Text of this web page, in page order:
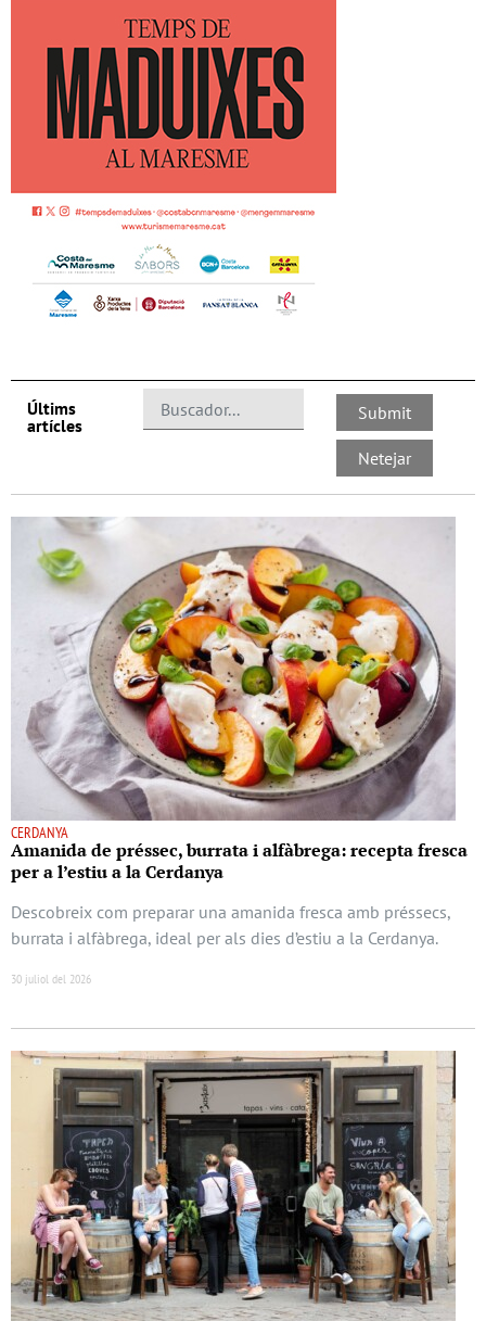
Últims
artícles
CERDANYA
Amanida de préssec, burrata i alfàbrega: recepta fresca
per a l’estiu a la Cerdanya
Descobreix com preparar una amanida fresca amb préssecs,
burrata i alfàbrega, ideal per als dies d’estiu a la Cerdanya.
30 juliol del 2026